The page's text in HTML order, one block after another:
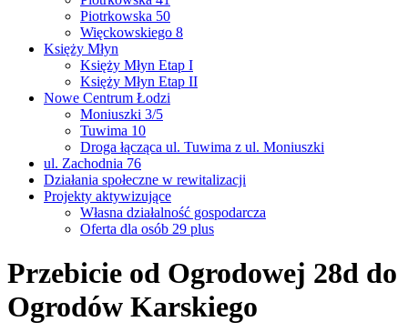
Piotrkowska 50
Więckowskiego 8
Księży Młyn
Księży Młyn Etap I
Księży Młyn Etap II
Nowe Centrum Łodzi
Moniuszki 3/5
Tuwima 10
Droga łącząca ul. Tuwima z ul. Moniuszki
ul. Zachodnia 76
Działania społeczne w rewitalizacji
Projekty aktywizujące
Własna działalność gospodarcza
Oferta dla osób 29 plus
Przebicie od Ogrodowej 28d do
Ogrodów Karskiego